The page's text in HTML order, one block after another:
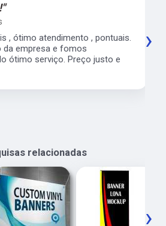
, ótimo atendimento , pontuais.
da empresa e fomos
ótimo serviço. Preço justo e
›
relacionadas
›